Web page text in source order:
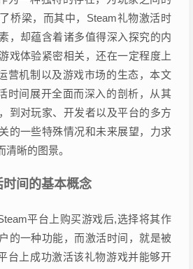
桥梁，而其中，Steam礼物激活时
，却蕴含着诸多值得深入探究的内
戏体验紧密相关，还在一定程度上
营机制以及游戏市场的生态，本文
时间展开全面而深入的剖析，从其
到对玩家、开发者以及平台的多方
的一些特殊情况和未来展望，力求
晰的图景。
间的基本概念
平台上购买游戏后,选择将其作
的一种功能，而激活时间，就是被
台上成功激活该礼物游戏并能够开